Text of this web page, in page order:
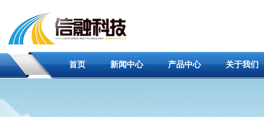
首页 新闻中心 产品中心 关于我们